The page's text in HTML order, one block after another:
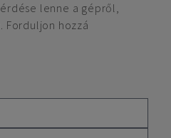
lenne a gépről,
Forduljon hozzá